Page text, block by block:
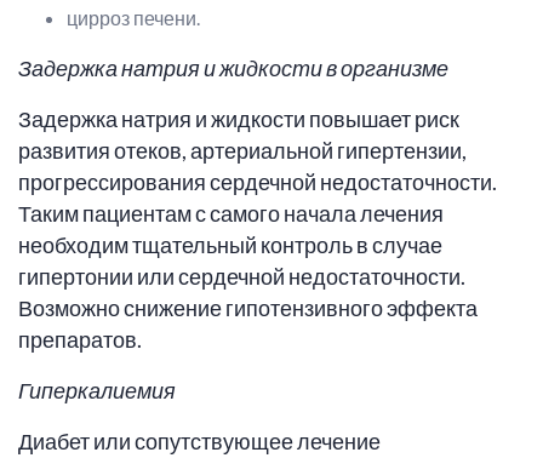
цирроз печени.
Задержка натрия и жидкости в организме
Задержка натрия и жидкости повышает риск
развития отеков, артериальной гипертензии,
прогрессирования сердечной недостаточности.
Таким пациентам с самого начала лечения
необходим тщательный контроль в случае
гипертонии или сердечной недостаточности.
Возможно снижение гипотензивного эффекта
препаратов.
Гиперкалиемия
Диабет или сопутствующее лечение